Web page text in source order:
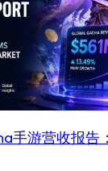
手游营收报告